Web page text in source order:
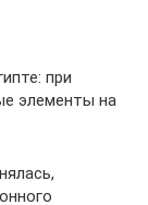
при
элементы на